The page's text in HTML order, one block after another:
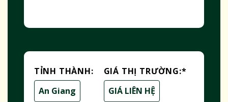
TỈNH THÀNH:
An Giang
GIÁ THỊ TRƯỜNG:*
GIÁ LIÊN HỆ